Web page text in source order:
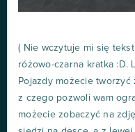
( Nie wczytuje mi się
różowo-czarna kratka :D.
Pojazdy możecie
z czego pozwoli wam
możecie zobaczyć na